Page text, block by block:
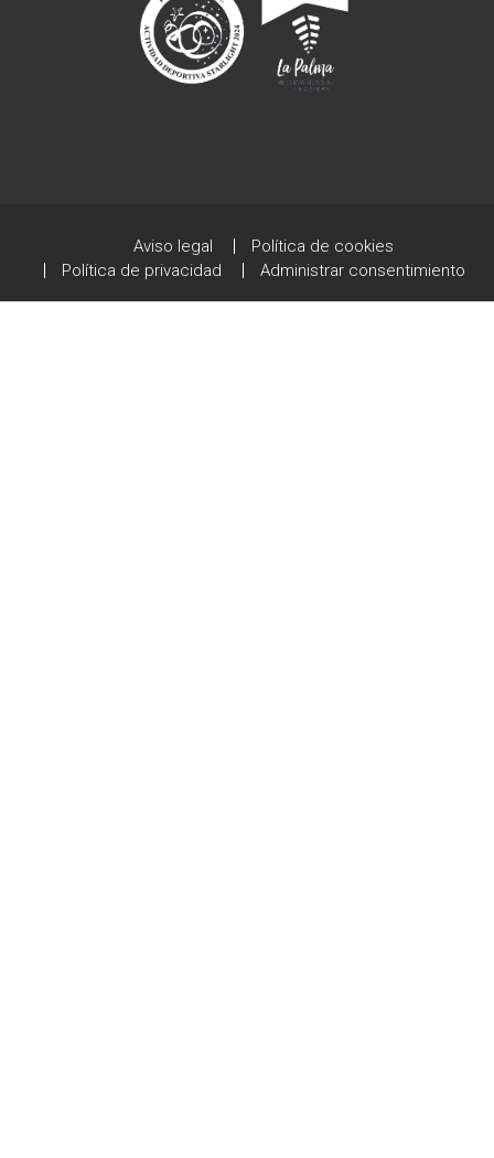
Aviso legal
Política de cookies
Política de privacidad
Administrar consentimiento